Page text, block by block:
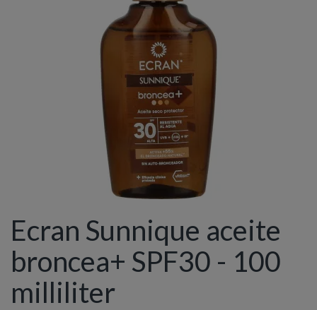
Ecran Sunnique aceite
broncea+ SPF30 - 100
milliliter